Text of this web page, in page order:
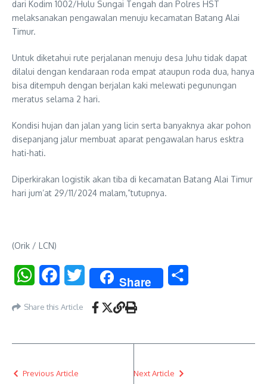
dari Kodim 1002/Hulu Sungai Tengah dan Polres HST
melaksanakan pengawalan menuju kecamatan Batang Alai
Timur.
Untuk diketahui rute perjalanan menuju desa Juhu tidak dapat
dilalui dengan kendaraan roda empat ataupun roda dua, hanya
bisa ditempuh dengan berjalan kaki melewati pegunungan
meratus selama 2 hari.
Kondisi hujan dan jalan yang licin serta banyaknya akar pohon
disepanjang jalur membuat aparat pengawalan harus esktra
hati-hati.
Diperkirakan logistik akan tiba di kecamatan Batang Alai Timur
hari jum’at 29/11/2024 malam,”tutupnya.
(Orik / LCN)
WhatsAppFacebookTwitter Share
Share this Article
Previous Article Next Article